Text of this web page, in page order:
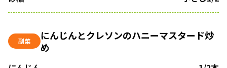
副菜
にんじんとクレソンのハニーマスタード炒
め